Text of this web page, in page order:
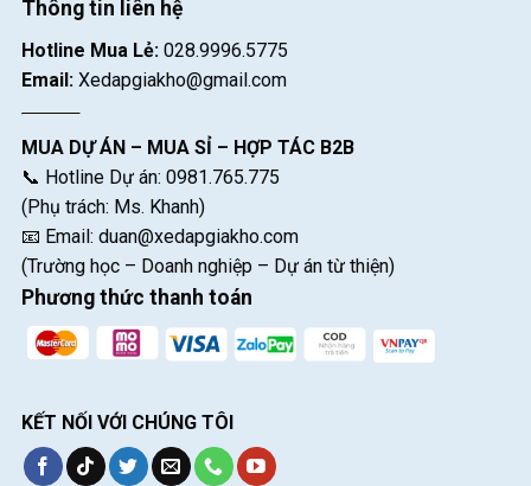
Thông tin liên hệ
Hotline Mua Lẻ: 028.9996.5775
Email: Xedapgiakho@gmail.com
MUA DỰ ÁN – MUA SỈ – HỢP TÁC B2B
📞 Hotline Dự án: 0981.765.775
(Phụ trách: Ms. Khanh)
📧 Email: duan@xedapgiakho.com
(Trường học – Doanh nghiệp – Dự án từ thiện)
Phương thức thanh toán
KẾT NỐI VỚI CHÚNG TÔI